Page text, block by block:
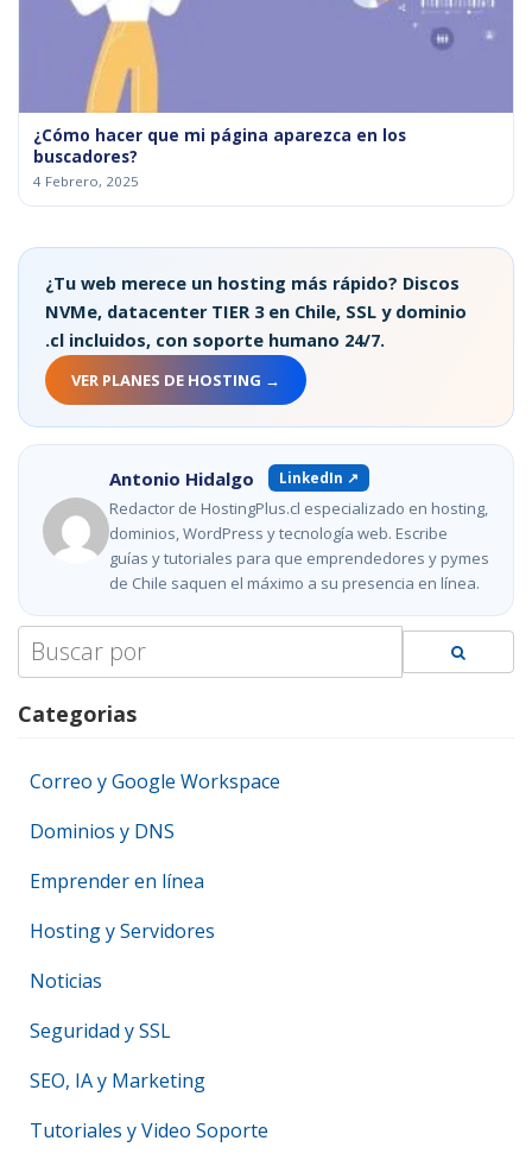
¿Cómo hacer que mi página aparezca en los
buscadores?
4 Febrero, 2025
¿Tu web merece un hosting más rápido? Discos
NVMe, datacenter TIER 3 en Chile, SSL y dominio
.cl incluidos, con soporte humano 24/7.
VER PLANES DE HOSTING →
Antonio Hidalgo LinkedIn ↗
Redactor de HostingPlus.cl especializado en hosting,
dominios, WordPress y tecnología web. Escribe
guías y tutoriales para que emprendedores y pymes
de Chile saquen el máximo a su presencia en línea.
Search
for:
Categorias
Correo y Google Workspace
Dominios y DNS
Emprender en línea
Hosting y Servidores
Noticias
Seguridad y SSL
SEO, IA y Marketing
Tutoriales y Video Soporte